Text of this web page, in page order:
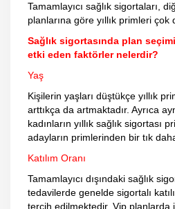
Tamamlayıcı sağlık sigortaları,
planlarına göre yıllık primleri
Sağlık sigortasında plan seçimi
etki eden faktörler nelerdir?
Yaş
Kişilerin yaşları düştükçe yıllık
arttıkça da artmaktadır. Ayrıca
kadınların yıllık sağlık sigortası
adayların primlerinden bir tık
Katılım Oranı
Tamamlayıcı dışındaki sağlık
tedavilerde genelde sigortalı
tercih edilmektedir. Vip planlarda